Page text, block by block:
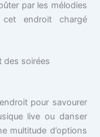
par les mélodies
endroit chargé
des soirées
pour savourer
live ou danser
multitude d’options